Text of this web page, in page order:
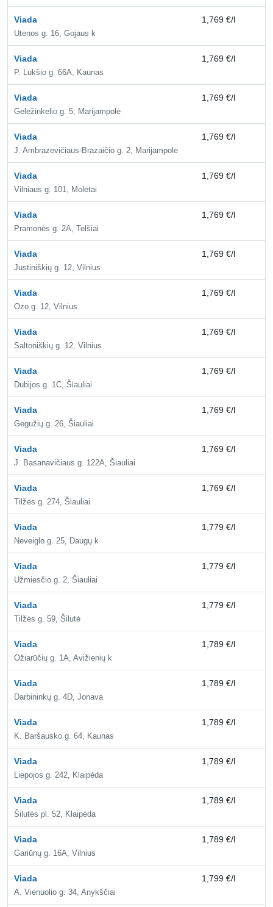
Viada
Utenos g. 16, Gojaus k
1,769 €/l
Viada
P. Lukšio g. 66A, Kaunas
1,769 €/l
Viada
Geležinkelio g. 5, Marijampolė
1,769 €/l
Viada
J. Ambrazevičiaus-Brazaičio g. 2, Marijampolė
1,769 €/l
Viada
Vilniaus g. 101, Molėtai
1,769 €/l
Viada
Pramonės g. 2A, Telšiai
1,769 €/l
Viada
Justiniškių g. 12, Vilnius
1,769 €/l
Viada
Ozo g. 12, Vilnius
1,769 €/l
Viada
Saltoniškių g. 12, Vilnius
1,769 €/l
Viada
Dubijos g. 1C, Šiauliai
1,769 €/l
Viada
Gegužių g. 26, Šiauliai
1,769 €/l
Viada
J. Basanavičiaus g. 122A, Šiauliai
1,769 €/l
Viada
Tilžės g. 274, Šiauliai
1,769 €/l
Viada
Neveiglo g. 25, Daugų k
1,779 €/l
Viada
Užmiesčio g. 2, Šiauliai
1,779 €/l
Viada
Tilžės g. 59, Šilutė
1,779 €/l
Viada
Ožiarūčių g. 1A, Avižienių k
1,789 €/l
Viada
Darbininkų g. 4D, Jonava
1,789 €/l
Viada
K. Baršausko g. 64, Kaunas
1,789 €/l
Viada
Liepojos g. 242, Klaipėda
1,789 €/l
Viada
Šilutės pl. 52, Klaipėda
1,789 €/l
Viada
Gariūnų g. 16A, Vilnius
1,789 €/l
Viada
A. Vienuolio g. 34, Anykščiai
1,799 €/l